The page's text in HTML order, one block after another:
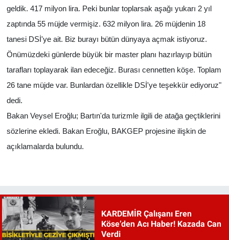
geldik. 417 milyon lira. Peki bunlar toplarsak aşağı yukarı 2 yıl
zaptında 55 müjde vermişiz. 632 milyon lira. 26 müjdenin 18
tanesi DSİ'ye ait. Biz burayı bütün dünyaya açmak istiyoruz.
Önümüzdeki günlerde büyük bir master planı hazırlayıp bütün
tarafları toplayarak ilan edeceğiz. Burası cennetten köşe. Toplam
26 tane müjde var. Bunlardan özellikle DSİ'ye teşekkür ediyoruz"
dedi.
Bakan Veysel Eroğlu; Bartın'da turizmle ilgili de atağa geçtiklerini
sözlerine ekledi. Bakan Eroğlu, BAKGEP projesine ilişkin de
açıklamalarda bulundu.
KARDEMİR Çalışanı Eren
Köse’den Acı Haber! Kazada Can
Verdi